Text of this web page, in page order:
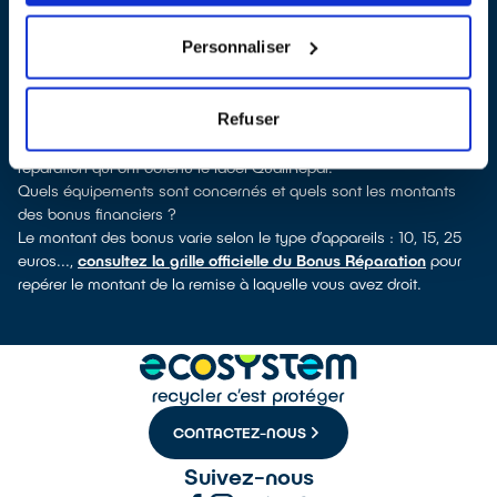
Personnaliser
Refuser
découvrirez pour quels types d’appareils ce professionnel a
TV, smartphone, outils électriques : à chaque famille
d’équipements son réparateur spécialisé et labellisé QualiRépar.
Comment bénéficier du Bonus Réparation à Les Angles ?
Immédiatement déduit de la facture par le réparateur, le Bonus
Réparation est en vigueur chez tous les professionnels de la
réparation qui ont obtenu le label QualiRépar.
Quels équipements sont concernés et quels sont les montants
des bonus financiers ?
Le montant des bonus varie selon le type d’appareils : 10, 15, 25
euros..., consultez la grille officielle du Bonus Réparation pour
repérer le montant de la remise à laquelle vous avez droit.
CONTACTEZ-NOUS
Suivez-nous